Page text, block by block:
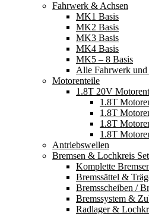
Fahrwerk & Achsen
MK1 Basis
MK2 Basis
MK3 Basis
MK4 Basis
MK5 – 8 Basis
Alle Fahrwerk
Motorenteile
1.8T 20V
1.8T
1.8T
1.8T
1.8T
Antriebswellen
Bremsen & Lochkreis
Komplette
Bremssättel &
Bremsscheiben /
Bremssystem &
Radlager &